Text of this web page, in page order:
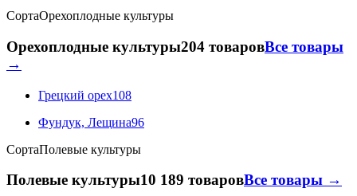
СортаОрехоплодные культуры
Орехоплодные культуры204 товаровВсе товары
→
Грецкий орех108
Фундук, Лещина96
СортаПолевые культуры
Полевые культуры10 189 товаровВсе товары →